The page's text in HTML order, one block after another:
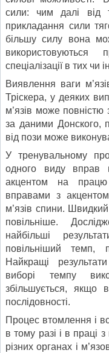
сили: чим далі від
прикладання сили
більшу силу вона
використовуються
спеціалізації в тих
Виявлення ваги
Тріскера, у деяких
м’язів може
за даними Донского,
від пози може
У тренувальному
одного виду вправ
акцентом на працю
вправами з
м’язів спини.
повільніше.
найбільші
повільніший темп,
Найкращі
виборі темпу
збільшується, якщо
послідовності.
Процес втомлення і
в тому разі і в праці
різних органах і